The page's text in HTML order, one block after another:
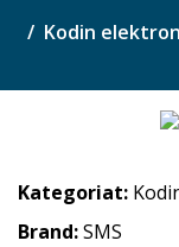
Kodin
Kategoriat:
Brand:SMS